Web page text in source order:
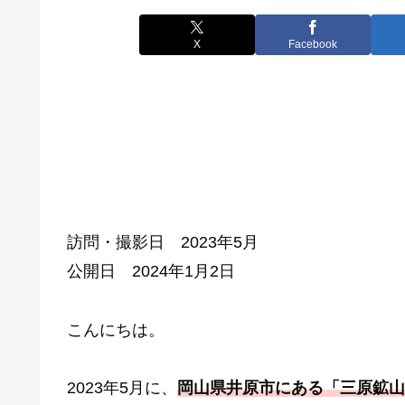
X Facebook
訪問・撮影日 2023年5月
公開日 2024年1月2日
こんにちは。
2023年5月に、 岡山県井原市にある「三原鉱